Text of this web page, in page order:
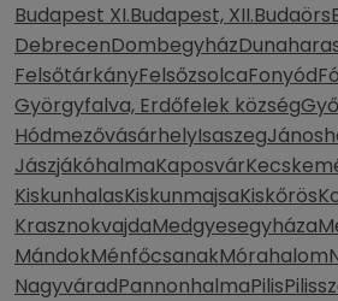
Budapest XI.Budapest, XII.Budaörs
DebrecenDombegyház
FelsőtárkányFelsőzsolcaFonyód
Györgyfalva, Erdőfelek község
HódmezővásárhelyIsaszeg
JászjákóhalmaKaposvár
KiskunhalasKiskunmajsaKiskőrös
KrasznokvajdaMedgyesegyháza
MándokMénfőcsanakMórahalom
NagyváradPannonhalmaPilis